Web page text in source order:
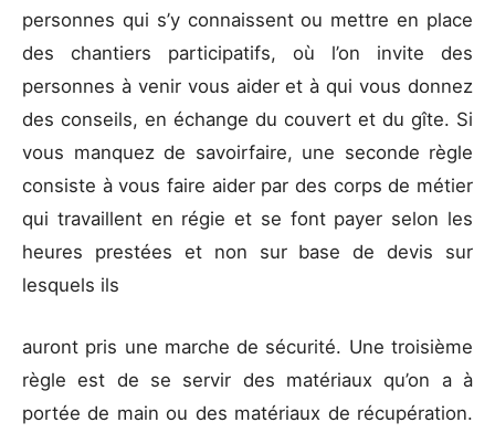
personnes qui s’y connaissent ou mettre en place
des chantiers participatifs, où l’on invite des
personnes à venir vous aider et à qui vous donnez
des conseils, en échange du couvert et du gîte. Si
vous manquez de savoirfaire, une seconde règle
consiste à vous faire aider par des corps de métier
qui travaillent en régie et se font payer selon les
heures prestées et non sur base de devis sur
lesquels ils
auront pris une marche de sécurité. Une troisième
règle est de se servir des matériaux qu’on a à
portée de main ou des matériaux de récupération.